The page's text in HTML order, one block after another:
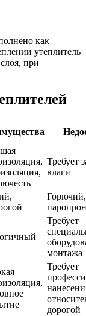
как
утеплитель
при
Требует
влаги
Требует
монтажа
Требует
дорогой